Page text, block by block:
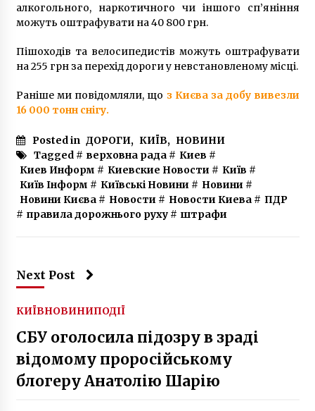
алкогольного, наркотичного чи іншого сп’яніння
можуть оштрафувати на 40 800 грн.
Пішоходів та велосипедистів можуть оштрафувати
на 255 грн за перехід дороги у невстановленому місці.
Раніше ми повідомляли, що з Києва за добу вивезли
16 000 тонн снігу.
Posted in ДОРОГИ, КИЇВ, НОВИНИ
Tagged # верховна рада# Киев #
Киев Информ # Киевские Новости # Київ #
Київ Інформ # Київські Новини # Новини #
Новини Києва# Новости # Новости Киева# ПДР
# правила дорожнього руху# штрафи
Next Post
КИЇВНОВИНИПОДІЇ
СБУ оголосила підозру в зраді
відомому проросійському
блогеру Анатолію Шарію